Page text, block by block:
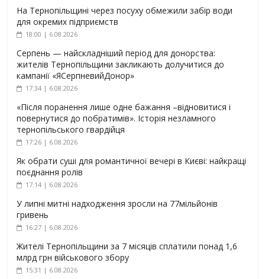
На Тернопільщині через посуху обмежили забір води
для окремих підприємств
18:00 | 6.08.2026
Серпень — найскладніший період для донорства:
жителів Тернопільщини закликають долучитися до
кампанії «ЯСерпневийДонор»
17:34 | 6.08.2026
«Після поранення лише одне бажання –відновитися і
повернутися до побратимів». Історія незламного
тернопільського гвардійця
17:26 | 6.08.2026
Як обрати суші для романтичної вечері в Києві: найкращі
поєднання ролів
17:14 | 6.08.2026
У липні митні надходження зросли на 77мільйонів
гривень
16:27 | 6.08.2026
Жителі Тернопільщини за 7 місяців сплатили понад 1,6
млрд грн військового збору
15:31 | 6.08.2026